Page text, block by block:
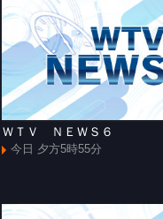
ＷＴＶ ＮＥＷＳ６
今日 夕方5時55分